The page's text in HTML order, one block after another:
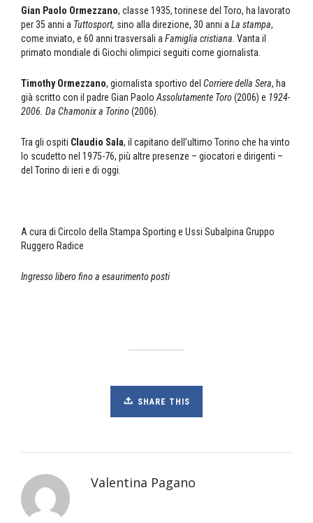
Gian Paolo Ormezzano, classe 1935, torinese del Toro, ha lavorato
per 35 anni a Tuttosport, sino alla direzione, 30 anni aLa stampa,
come inviato, e 60 anni trasversali aFamiglia cristiana. Vanta il
primato mondiale di Giochi olimpici seguiti come giornalista.
Timothy Ormezzano, giornalista sportivo del Corriere della Sera, ha
già scritto con il padre Gian PaoloAssolutamente Toro(2006) e 1924-
2006. Da Chamonix a Torino(2006).
Tra gli ospiti Claudio Sala, il capitano dell’ultimo Torino che ha vinto
lo scudetto nel 1975-76, più altre presenze – giocatori e dirigenti –
del Torino di ieri e di oggi.
A cura di Circolo della Stampa Sporting e Ussi Subalpina Gruppo
Ruggero Radice
Ingresso libero fino a esaurimento posti
SHARE THIS
Valentina Pagano